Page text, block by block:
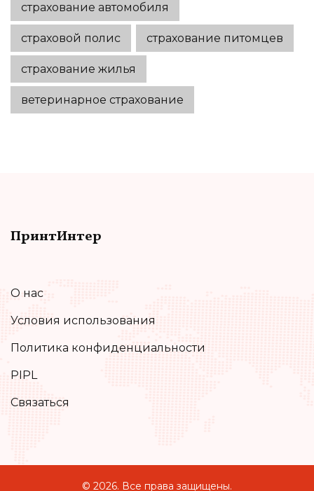
страхование автомобиля
страховой полис страхование питомцев
страхование жилья
ветеринарное страхование
ПринтИнтер
О нас
Условия использования
Политика конфиденциальности
PIPL
Связаться
© 2026. Все права защищены.